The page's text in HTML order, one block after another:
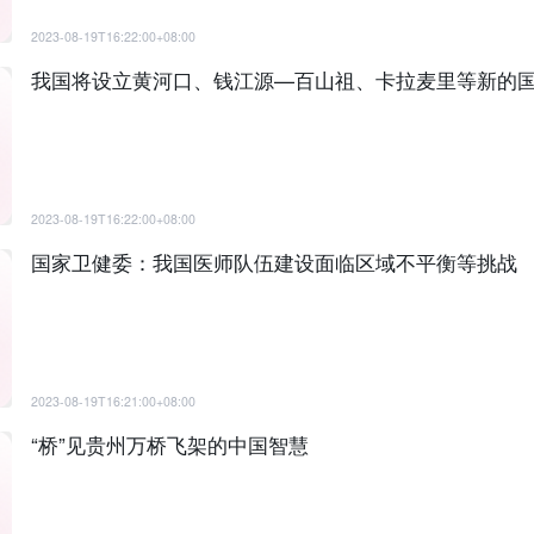
2023-08-19T16:22:00+08:00
我国将设立黄河口、钱江源—百山祖、卡拉麦里等新的
2023-08-19T16:22:00+08:00
国家卫健委：我国医师队伍建设面临区域不平衡等挑战
2023-08-19T16:21:00+08:00
“桥”见贵州万桥飞架的中国智慧